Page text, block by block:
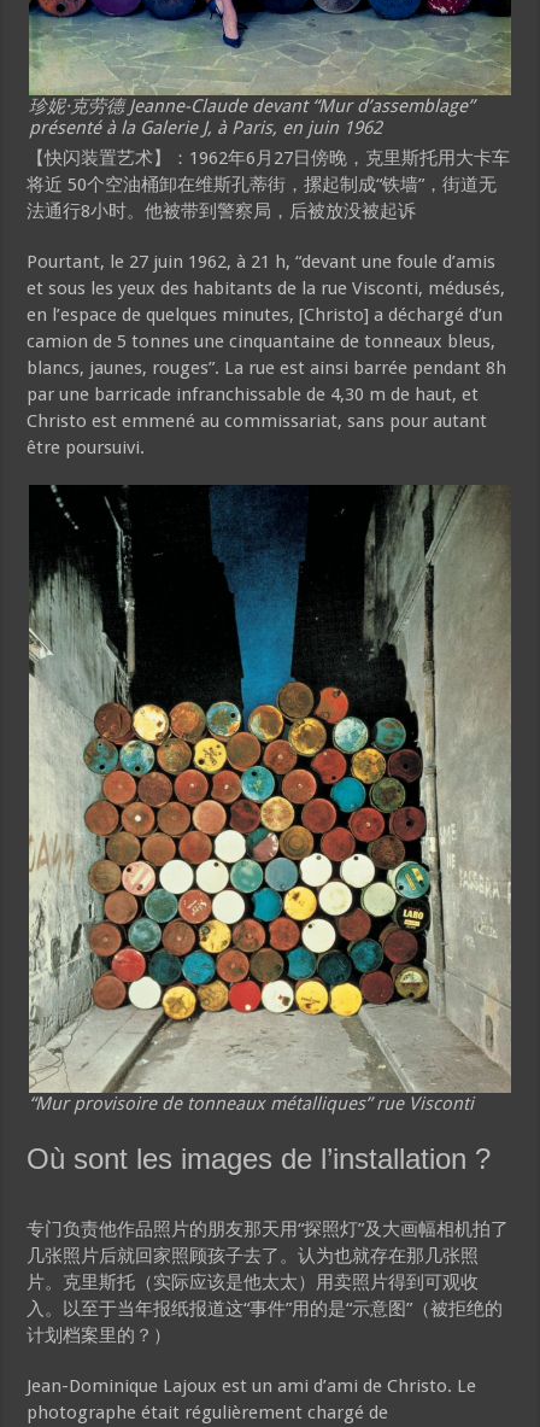
珍妮·克劳德 Jeanne-Claude devant “Mur d’assemblage”
présenté à la Galerie J, à Paris, en juin 1962
【快闪装置艺术】：1962年6月27日傍晚，克里斯托用大卡车
将近 50个空油桶卸在维斯孔蒂街，摞起制成“铁墙”，街道无
法通行8小时。他被带到警察局，后被放没被起诉
Pourtant, le 27 juin 1962, à 21 h, “devant une foule d’amis
et sous les yeux des habitants de la rue Visconti, médusés,
en l’espace de quelques minutes, [Christo] a déchargé d’un
camion de 5 tonnes une cinquantaine de tonneaux bleus,
blancs, jaunes, rouges”. La rue est ainsi barrée pendant 8h
par une barricade infranchissable de 4,30 m de haut, et
Christo est emmené au commissariat, sans pour autant
être poursuivi.
“Mur provisoire de tonneaux métalliques” rue Visconti
Où sont les images de l’installation ?
专门负责他作品照片的朋友那天用“探照灯”及大画幅相机拍了
几张照片后就回家照顾孩子去了。认为也就存在那几张照
片。克里斯托（实际应该是他太太）用卖照片得到可观收
入。以至于当年报纸报道这“事件”用的是“示意图”（被拒绝的
计划档案里的？）
Jean-Dominique Lajoux est un ami d’ami de Christo. Le
photographe était régulièrement chargé de